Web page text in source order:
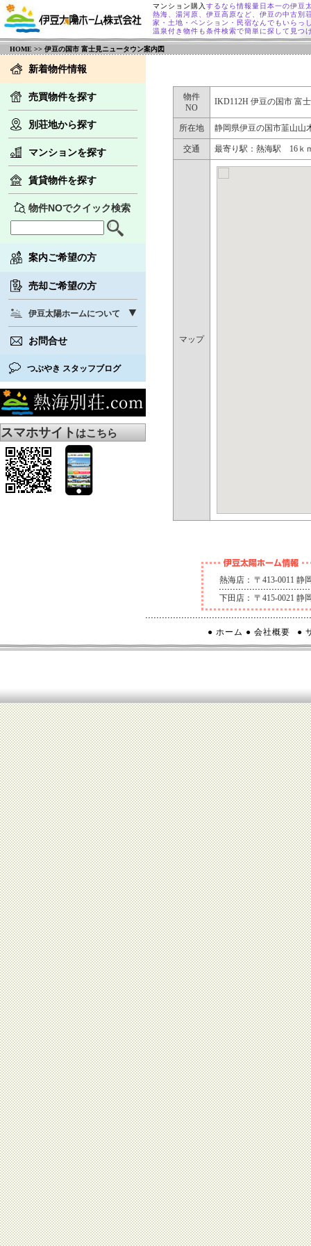
マンション購入 するなら情報量日本一の伊豆
熱海、湯河原、伊豆高原など、伊豆の中古別
家・土地・ペンション・民宿なんでもいらっ
温泉付き物件も条件検索で簡単に探して見つ
HOME >> 伊豆の国市 富士見ニュータウン案内図
新着物件情報
売買物件を探す
別荘地から探す
マンションを探す
賃貸物件を探す
物件NOでクイック検索
案内ご希望の方
売却ご希望の方
伊豆太陽ホームについて
お問合せ
つぶやき スタッフブログ
スマホサイトはこちら
物件
NO
IKD112H 伊豆の国市 富
所在地 静岡県伊豆の国市韮山
交通 最寄り駅：熱海駅 16
マップ
熱海店： 〒413-0011 静
下田店： 〒415-0021 静
● ホーム ● 会社概要 ●